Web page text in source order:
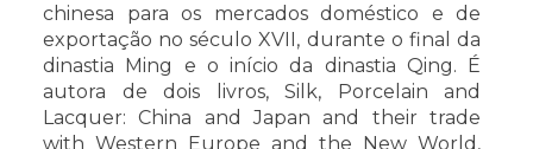
chinesa para os mercados doméstico e de
exportação no século XVII, durante o final da
dinastia Ming e o início da dinastia Qing. É
autora de dois livros, Silk, Porcelain and
Lacquer: China and Japan and their trade
with Western Europe and the New World,